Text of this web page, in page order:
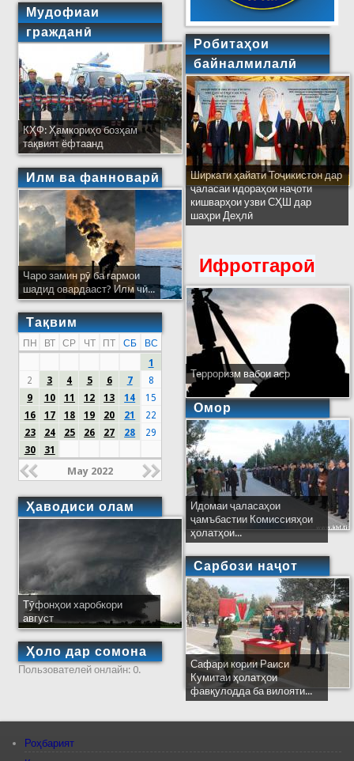
Мудофиаи
гражданӣ
КҲФ: Ҳамкориҳо бозҳам
тақвият ёфтаанд
Илм ва фанноварӣ
Чаро замин рӯ ба гармои
шадид овардааст? Илм чӣ...
Тақвим
ПН ВТ СР ЧТ ПТ СБ
ВС
1
2
3 4 5 6 7
8
9
10 11 12 13 14
15
16
17 18 19 20 21
22
23
24 25 26 27 28
29
30
31
May 2022
Ҳаводиси олам
Тӯфонҳои харобкори
август
Ҳоло дар сомона
Пользователей онлайн: 0.
Робитаҳои
байналмилалӣ
Ширкати ҳайати Тоҷикистон дар
ҷаласаи идораҳои наҷоти
кишварҳои узви СҲШ дар
шаҳри Деҳлӣ
Ифротгароӣ
Терроризм вабои аср
Омор
Идомаи ҷаласаҳои
ҷамъбастии Комиссияҳои
ҳолатҳои...
Сарбози наҷот
Сафари кории Раиси
Кумитаи ҳолатҳои
фавқулодда ба вилояти...
Роҳбарият